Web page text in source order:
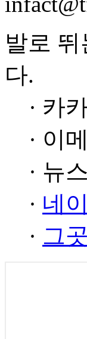
발로
다.
· 카
· 이
· 뉴
· 네
· 그